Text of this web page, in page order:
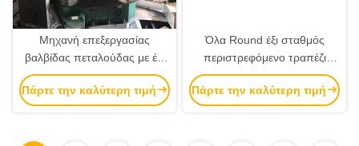
Μηχανή επεξεργασίας
βαλβίδας πεταλούδας με έξι
σταθμούς CNC ή υδραυλική
Πάρτε την καλύτερη τιμή
Όλα Round έξι σταθμός
περιστρεφόμενο τραπέζι
βαλβίδα πεταλούδα
επεξεργασία μηχανή
γυρίζοντας τρυπεία και
Πάρτε την καλύτερη τιμή